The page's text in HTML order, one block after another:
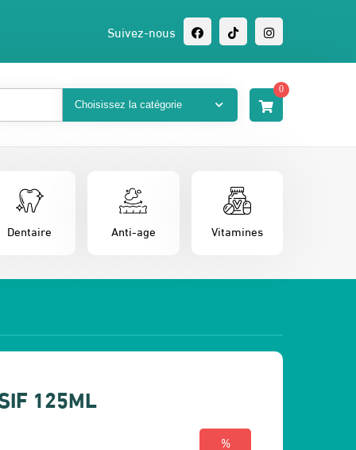
Suivez-nous
0
Dentaire Anti-age Vitamines
125ML
%